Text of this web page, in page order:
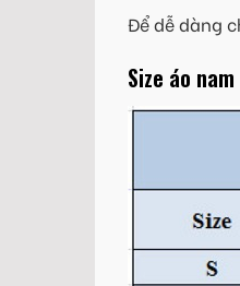
Để dễ dàng
Size áo